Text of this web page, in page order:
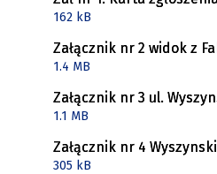
162 kB
Załącznik nr 2 widok z
1.4 MB
Załącznik nr 3 ul.
1.1 MB
Załącznik nr 4
305 kB